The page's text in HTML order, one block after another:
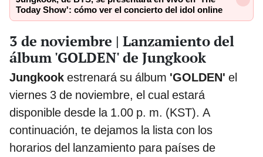
Today Show': cómo ver el concierto del idol online
3 de noviembre | Lanzamiento del
álbum 'GOLDEN' de Jungkook
Jungkook estrenará su álbum 'GOLDEN' el
viernes 3 de noviembre, el cual estará
disponible desde la 1.00 p. m. (KST). A
continuación, te dejamos la lista con los
horarios del lanzamiento para países de